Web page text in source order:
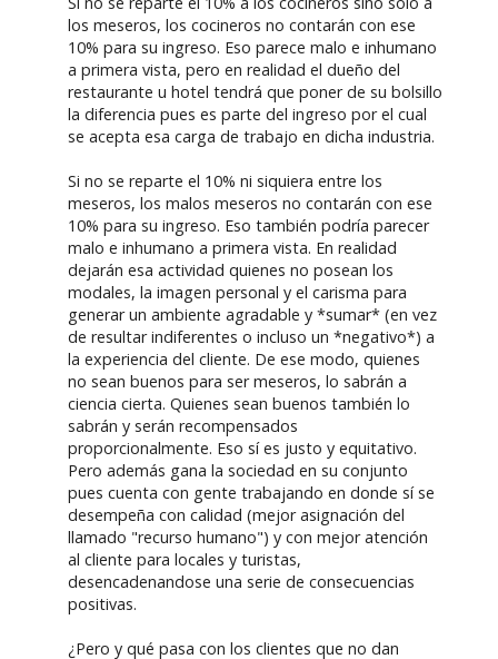
los meseros, los cocineros no contarán con ese
10% para su ingreso. Eso parece malo e inhumano
a primera vista, pero en realidad el dueño del
restaurante u hotel tendrá que poner de su bolsillo
la diferencia pues es parte del ingreso por el cual
se acepta esa carga de trabajo en dicha industria.
Si no se reparte el 10% ni siquiera entre los
meseros, los malos meseros no contarán con ese
10% para su ingreso. Eso también podría parecer
malo e inhumano a primera vista. En realidad
dejarán esa actividad quienes no posean los
modales, la imagen personal y el carisma para
generar un ambiente agradable y *sumar* (en vez
de resultar indiferentes o incluso un *negativo*) a
la experiencia del cliente. De ese modo, quienes
no sean buenos para ser meseros, lo sabrán a
ciencia cierta. Quienes sean buenos también lo
sabrán y serán recompensados
proporcionalmente. Eso sí es justo y equitativo.
Pero además gana la sociedad en su conjunto
pues cuenta con gente trabajando en donde sí se
desempeña con calidad (mejor asignación del
llamado "recurso humano") y con mejor atención
al cliente para locales y turistas,
desencadenandose una serie de consecuencias
positivas.
¿Pero y qué pasa con los clientes que no dan